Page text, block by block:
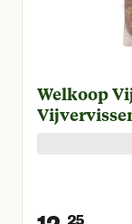
Welkoop
25